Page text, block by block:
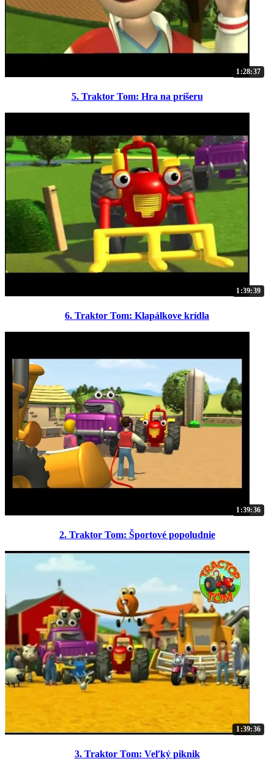
1:28:37
5. Traktor Tom: Hra na príšeru
1:39:39
6. Traktor Tom: Klapálkove krídla
1:39:36
2. Traktor Tom: Športové popoludnie
1:39:36
3. Traktor Tom: Veľký piknik